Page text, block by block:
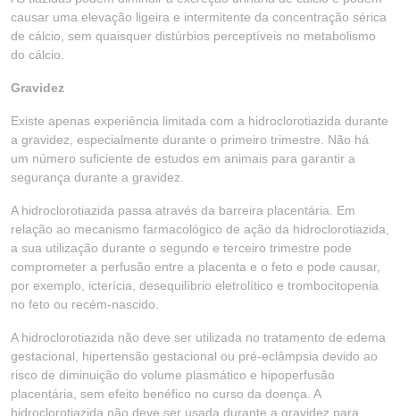
causar uma elevação ligeira e intermitente da concentração sérica
de cálcio, sem quaisquer distúrbios perceptíveis no metabolismo
do cálcio.
Gravidez
Existe apenas experiência limitada com a hidroclorotiazida durante
a gravidez, especialmente durante o primeiro trimestre. Não há
um número suficiente de estudos em animais para garantir a
segurança durante a gravidez.
A hidroclorotiazida passa através da barreira placentária. Em
relação ao mecanismo farmacológico de ação da hidroclorotiazida,
a sua utilização durante o segundo e terceiro trimestre pode
comprometer a perfusão entre a placenta e o feto e pode causar,
por exemplo, icterícia, desequilíbrio eletrolítico e trombocitopenia
no feto ou recém-nascido.
A hidroclorotiazida não deve ser utilizada no tratamento de edema
gestacional, hipertensão gestacional ou pré-eclâmpsia devido ao
risco de diminuição do volume plasmático e hipoperfusão
placentária, sem efeito benéfico no curso da doença. A
hidroclorotiazida não deve ser usada durante a gravidez para